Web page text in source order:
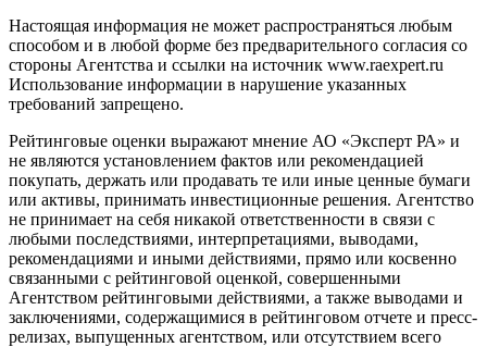
Настоящая информация не может распространяться любым
способом и в любой форме без предварительного согласия со
стороны Агентства и ссылки на источник www.raexpert.ru
Использование информации в нарушение указанных
требований запрещено.
Рейтинговые оценки выражают мнение АО «Эксперт РА» и
не являются установлением фактов или рекомендацией
покупать, держать или продавать те или иные ценные бумаги
или активы, принимать инвестиционные решения. Агентство
не принимает на себя никакой ответственности в связи с
любыми последствиями, интерпретациями, выводами,
рекомендациями и иными действиями, прямо или косвенно
связанными с рейтинговой оценкой, совершенными
Агентством рейтинговыми действиями, а также выводами и
заключениями, содержащимися в рейтинговом отчете и пресс-
релизах, выпущенных агентством, или отсутствием всего